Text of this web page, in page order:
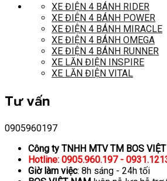
XE ĐIỆN 4 BÁNH RIDER
XE ĐIỆN 4 BÁNH POWER
XE ĐIỆN 4 BÁNH MIRACLE
XE ĐIỆN 4 BÁNH OMEGA
XE ĐIỆN 4 BÁNH RUNNER
XE LĂN ĐIỆN INSPIRE
XE LĂN ĐIỆN VITAL
Tư vấn
0905960197
Công ty TNHH MTV TM BOS
Hotline: 0905.960.197 -
Giờ làm việc: 8h sáng - 24h tối